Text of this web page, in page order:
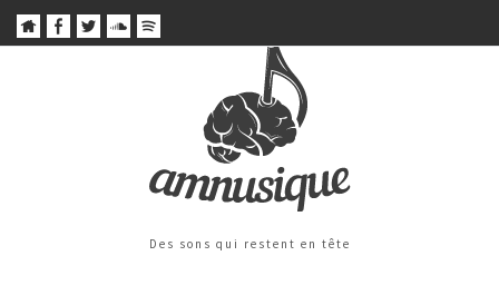
Des sons qui restent en tête